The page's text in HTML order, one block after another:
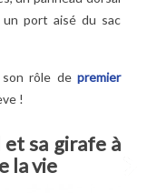
port aisé du sac
son rôle de premier
!
sa girafe à
la vie